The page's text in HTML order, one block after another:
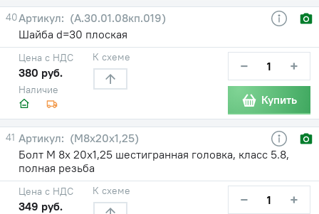
40
(А.30.01.08кп.019)
Шайба d=30 плоская
Наличие
Цена с НДС
380 руб.
К схеме − +
Купить
41
(М8х20х1,25)
Болт М 8х 20х1,25 шестигранная головка, класс 5.8,
полная резьба
Цена с НДС
349 руб.
К схеме − +